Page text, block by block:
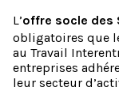
L’offre socle des
obligatoires que
au Travail
entreprises
leur secteur